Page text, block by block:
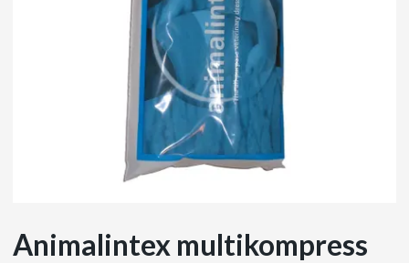
Animalintex multikompress